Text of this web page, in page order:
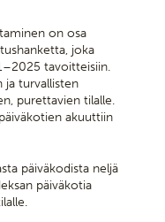
on osa
joka
tavoitteisiin.
ja turvallisten
purettavien tilalle.
akuuttiin
päiväkodista neljä
päiväkotia